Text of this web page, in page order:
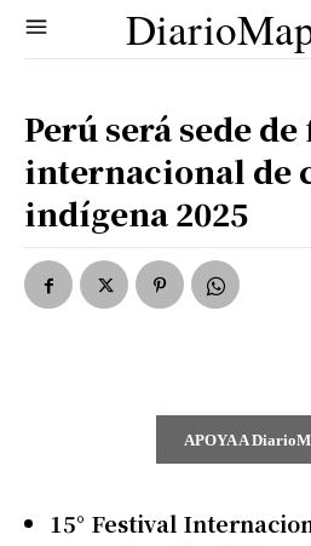
Perú será sede
internacional de
indígena 2025
APOYA A
15° Festival